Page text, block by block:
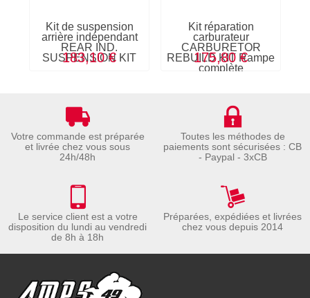
Kit de suspension
arrière indépendant
REAR IND.
SUSPENSION KIT
183,10 €
Kit réparation
carburateur
CARBURETOR
REBUILD KIT Rampe
complète
175,80 €
Votre commande est préparée
et livrée chez vous sous
24h/48h
Toutes les méthodes de
paiements sont sécurisées : CB
- Paypal - 3xCB
Le service client est a votre
disposition du lundi au vendredi
de 8h à 18h
Préparées, expédiées et livrées
chez vous depuis 2014